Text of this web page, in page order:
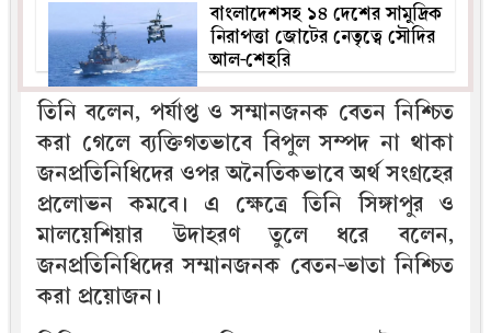
বাংলাদেশসহ ১৪ দেশের সামুদ্রিক
নিরাপত্তা জোটের নেতৃত্বে সৌদির
আল-শেহরি
তিনি বলেন, পর্যাপ্ত ও সম্মানজনক বেতন নিশ্চিত
করা গেলে ব্যক্তিগতভাবে বিপুল সম্পদ না থাকা
জনপ্রতিনিধিদের ওপর অনৈতিকভাবে অর্থ সংগ্রহের
প্রলোভন কমবে। এ ক্ষেত্রে তিনি সিঙ্গাপুর ও
মালয়েশিয়ার উদাহরণ তুলে ধরে বলেন,
জনপ্রতিনিধিদের সম্মানজনক বেতন-ভাতা নিশ্চিত
করা প্রয়োজন।